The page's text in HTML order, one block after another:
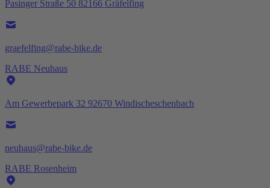
Pasinger Straße 50 82166 Gräfelfing
graefelfing@rabe-bike.de
RABE Neuhaus
Am Gewerbepark 32 92670 Windischeschenbach
neuhaus@rabe-bike.de
RABE Rosenheim